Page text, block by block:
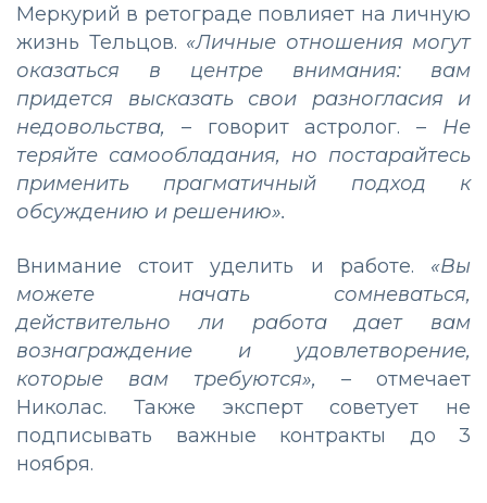
Меркурий в ретограде повлияет на личную
жизнь Тельцов. «Личные отношения могут
оказаться в центре внимания: вам
придется высказать свои разногласия и
недовольства, – говорит астролог. – Не
теряйте самообладания, но постарайтесь
применить прагматичный подход к
обсуждению и решению».
Внимание стоит уделить и работе. «Вы
можете начать сомневаться,
действительно ли работа дает вам
вознаграждение и удовлетворение,
которые вам требуются», – отмечает
Николас. Также эксперт советует не
подписывать важные контракты до 3
ноября.